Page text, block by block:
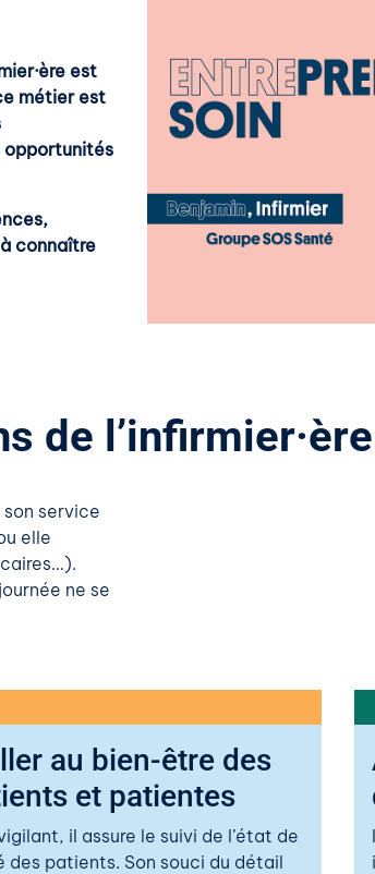
est
métier est
opportunités
connaître
de
son service
elle
ne se
au bien-être des
et patientes
il assure le suivi de l’état de
des patients. Son souci du détail